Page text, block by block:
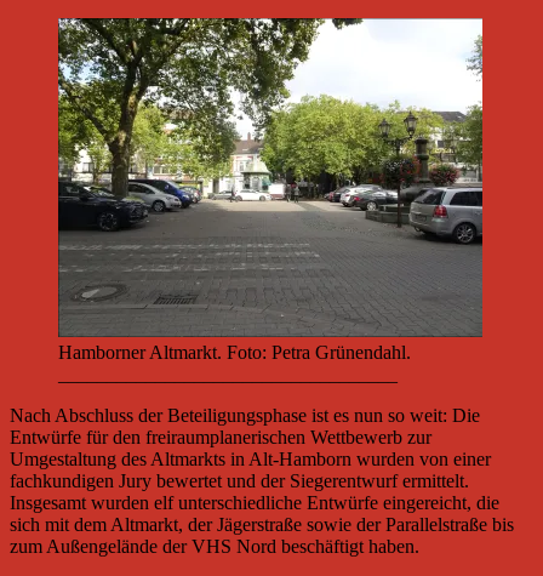
Hamborner Altmarkt. Foto: Petra Grünendahl.
Nach Abschluss der Beteiligungsphase ist es nun so weit: Die
Entwürfe für den freiraumplanerischen Wettbewerb zur
Umgestaltung des Altmarkts in Alt-Hamborn wurden von einer
fachkundigen Jury bewertet und der Siegerentwurf ermittelt.
Insgesamt wurden elf unterschiedliche Entwürfe eingereicht, die
sich mit dem Altmarkt, der Jägerstraße sowie der Parallelstraße bis
zum Außengelände der VHS Nord beschäftigt haben.